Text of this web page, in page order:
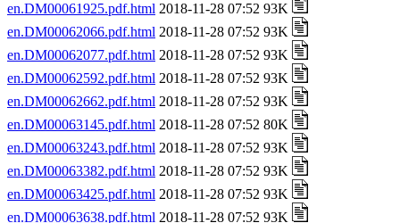
en.DM00061925.pdf.html 2018-11-28 07:52 93K
en.DM00062066.pdf.html 2018-11-28 07:52 93K
en.DM00062077.pdf.html 2018-11-28 07:52 93K
en.DM00062592.pdf.html 2018-11-28 07:52 93K
en.DM00062662.pdf.html 2018-11-28 07:52 93K
en.DM00063145.pdf.html 2018-11-28 07:52 80K
en.DM00063243.pdf.html 2018-11-28 07:52 93K
en.DM00063382.pdf.html 2018-11-28 07:52 93K
en.DM00063425.pdf.html 2018-11-28 07:52 93K
en.DM00063638.pdf.html 2018-11-28 07:52 93K